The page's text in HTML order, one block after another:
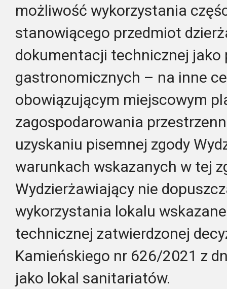
możliwość wykorzystania
stanowiącego przedmiot
dokumentacji technicznej jako
gastronomicznych – na inne
obowiązującym miejscowym
zagospodarowania
uzyskaniu pisemnej zgody
warunkach wskazanych w tej
Wydzierżawiający nie
wykorzystania lokalu
technicznej zatwierdzonej
Kamieńskiego nr 626/2021 z
jako lokal sanitariatów.